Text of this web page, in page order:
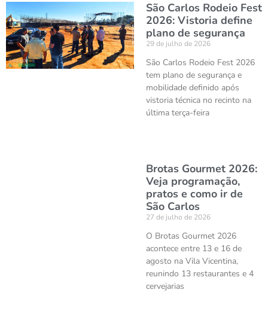
São Carlos Rodeio Fest
2026: Vistoria define
plano de segurança
29 de julho de 2026
São Carlos Rodeio Fest 2026
tem plano de segurança e
mobilidade definido após
vistoria técnica no recinto na
última terça-feira
Brotas Gourmet 2026:
Veja programação,
pratos e como ir de
São Carlos
27 de julho de 2026
O Brotas Gourmet 2026
acontece entre 13 e 16 de
agosto na Vila Vicentina,
reunindo 13 restaurantes e 4
cervejarias